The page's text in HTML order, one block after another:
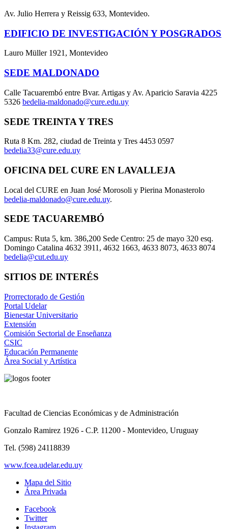
Av. Julio Herrera y Reissig 633, Montevideo.
EDIFICIO DE INVESTIGACIÓN Y POSGRADOS
Lauro Müller 1921, Montevideo
SEDE MALDONADO
Calle Tacuarembó entre Bvar. Artigas y Av. Aparicio Saravia 4225
5326 bedelia-maldonado@cure.edu.uy
SEDE TREINTA Y TRES
Ruta 8 Km. 282, ciudad de Treinta y Tres 4453 0597
bedelia33@cure.edu.uy
OFICINA DEL CURE EN LAVALLEJA
Local del CURE en Juan José Morosoli y Pierina Monasterolo
bedelia-maldonado@cure.edu.uy.
SEDE TACUAREMBÓ
Campus: Ruta 5, km. 386,200 Sede Centro: 25 de mayo 320 esq.
Domingo Catalina 4632 3911, 4632 1663, 4633 8073, 4633 8074
bedelia@cut.edu.uy
SITIOS DE INTERÉS
Prorrectorado de Gestión
Portal Udelar
Bienestar Universitario
Extensión
Comisión Sectorial de Enseñanza
CSIC
Educación Permanente
Área Social y Artística
Facultad de Ciencias Económicas y de Administración
Gonzalo Ramirez 1926 - C.P. 11200 - Montevideo, Uruguay
Tel. (598) 24118839
www.fcea.udelar.edu.uy
Mapa del Sitio
Área Privada
Facebook
Twitter
Instagram